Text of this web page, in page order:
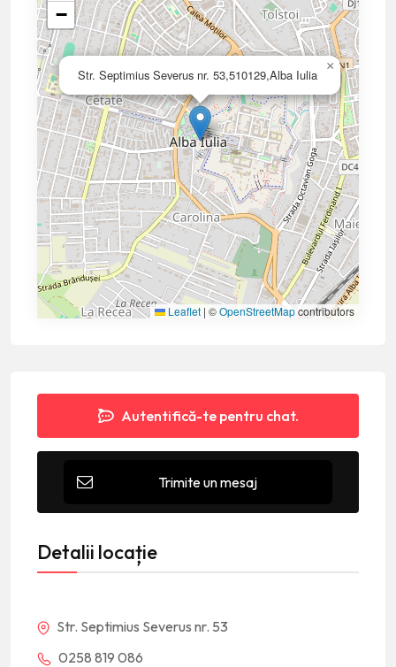
Str. Septimius Severus nr. 53,510129,Alba Iulia
×
−
Leaflet | ©OpenStreetMapcontributors
Autentifică-te pentru chat.
Trimite un mesaj
Detalii locație
Str. Septimius Severus nr. 53
0258 819 086